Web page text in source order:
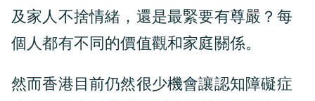
及家人不捨情緒，還是最緊要有尊嚴？每
個人都有不同的價值觀和家庭關係。
然而香港目前仍然很少機會讓認知障礙症